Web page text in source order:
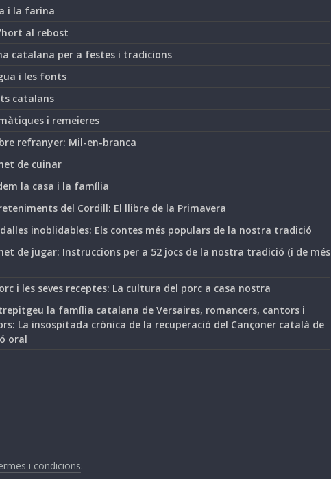
i la farina
al rebost
catalana per a festes i tradicions
i les fonts
catalans
i remeieres
refranyer: Mil-en-branca
de cuinar
la casa i la família
del Cordill: El llibre de la Primavera
inoblidables: Els contes més populars de la nostra tradició
de jugar: Instruccions per a 52 jocs de la nostra tradició (i de més
i les seves receptes: La cultura del porc a casa nostra
la família catalana de Versaires, romancers, cantors i
La insospitada crònica de la recuperació del Cançoner català de
oral
i condicions.